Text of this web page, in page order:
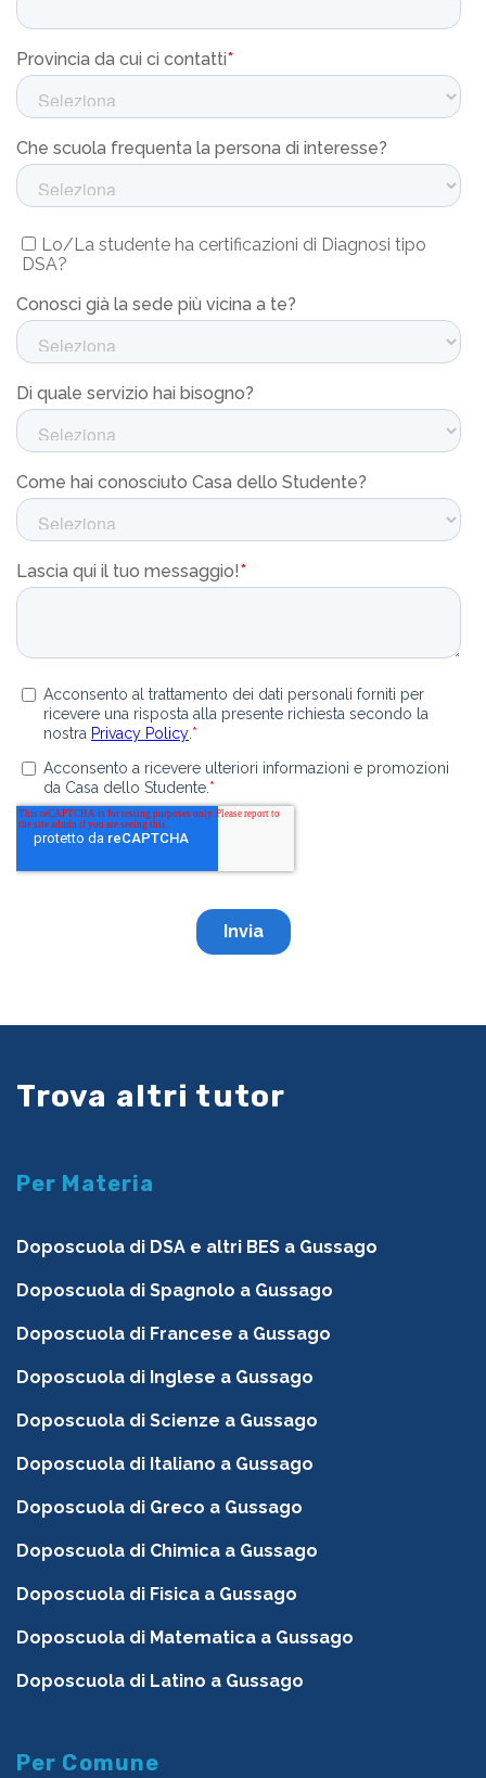
Trova altri tutor
Per Materia
Doposcuola di DSA e altri BES a Gussago
Doposcuola di Spagnolo a Gussago
Doposcuola di Francese a Gussago
Doposcuola di Inglese a Gussago
Doposcuola di Scienze a Gussago
Doposcuola di Italiano a Gussago
Doposcuola di Greco a Gussago
Doposcuola di Chimica a Gussago
Doposcuola di Fisica a Gussago
Doposcuola di Matematica a Gussago
Doposcuola di Latino a Gussago
Per Comune